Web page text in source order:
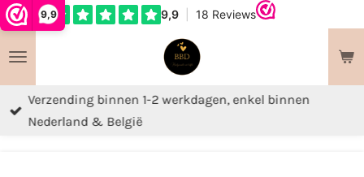
9,9
Ga
naar
de
hoofdinhoud
Verzending binnen 1-2 werkdagen, enkel binnen
Nederland & België